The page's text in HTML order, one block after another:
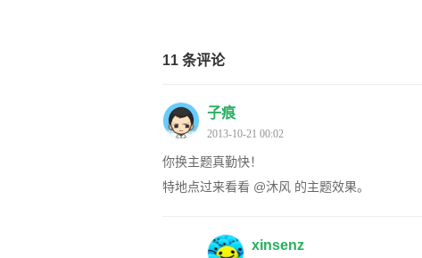
11 条评论
子痕
2013-10-21 00:02
你换主题真勤快！
特地点过来看看 @沐风 的主题效果。
xinsenz